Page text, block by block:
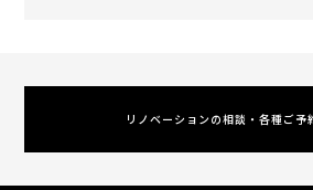
リノベーションの相談・各種ご予